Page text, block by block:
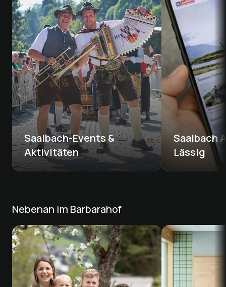
Saalbach-Events &
Aktivitäten
Saalbach
Lässig
Nebenan im Barbarahof